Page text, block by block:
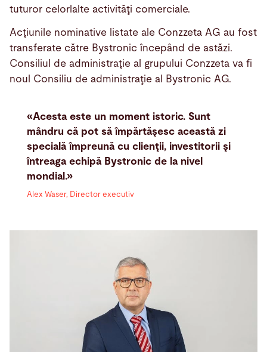
tuturor celorlalte activităţi comerciale.
Acţiunile nominative listate ale Conzzeta AG au fost
transferate către Bystronic începând de astăzi.
Consiliul de administraţie al grupului Conzzeta va fi
noul Consiliu de administraţie al Bystronic AG.
«Acesta este un moment istoric. Sunt
mândru că pot să împărtăşesc această zi
specială împreună cu clienţii, investitorii şi
întreaga echipă Bystronic de la nivel
mondial.»
Alex Waser, Director executiv